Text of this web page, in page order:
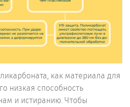
как материала для
низкая способность
и истиранию. Чтобы